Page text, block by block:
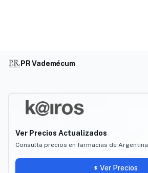
PR Vademécum
Ver Precios Actualizados
Consulta precios en farmacias de Argentina
Ver Precios